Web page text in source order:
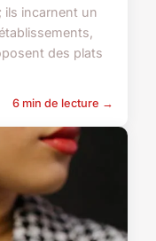
ils incarnent un
des plats
6 min de lecture →